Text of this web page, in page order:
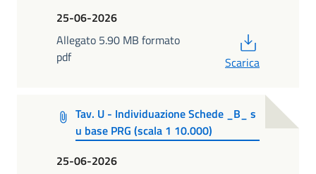
25-06-2026
Allegato 5.90 MB formato
pdf
Scarica
Tav. U - Individuazione Schede _B_ s
u base PRG (scala 1 10.000)
25-06-2026